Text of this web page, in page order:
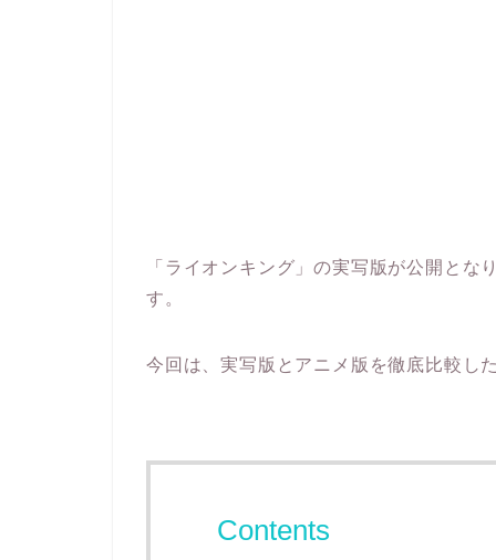
「ライオンキング」の実写版が公開と
す。
今回は、実写版とアニメ版を徹底比較し
Contents